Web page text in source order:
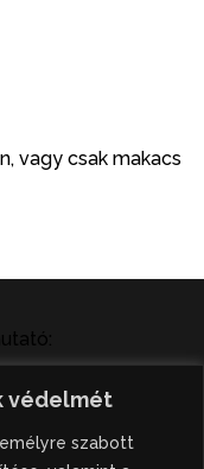
védelmét
szabott
vagy csak makacs
hírportálon
és minden egyéb
Kulturális